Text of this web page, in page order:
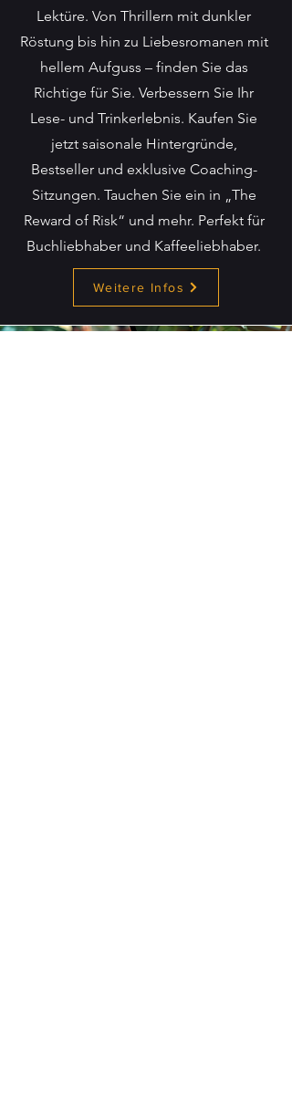
Lektüre. Von Thrillern mit dunkler
Röstung bis hin zu Liebesromanen mit
hellem Aufguss – finden Sie das
Richtige für Sie. Verbessern Sie Ihr
Lese- und Trinkerlebnis. Kaufen Sie
jetzt saisonale Hintergründe,
Bestseller und exklusive Coaching-
Sitzungen. Tauchen Sie ein in „The
Reward of Risk“ und mehr. Perfekt für
Buchliebhaber und Kaffeeliebhaber.
Weitere Infos